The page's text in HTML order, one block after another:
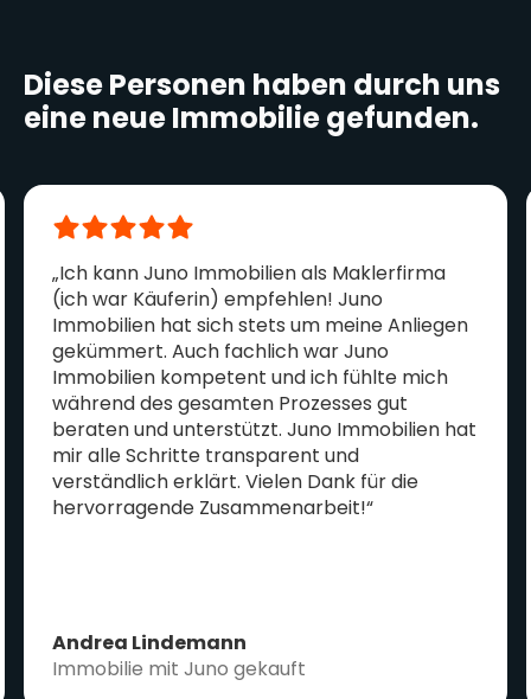
Diese Personen haben durch uns
eine neue Immobilie gefunden.
„Ich kann Juno Immobilien als Maklerfirma
(ich war Käuferin) empfehlen! Juno
Immobilien hat sich stets um meine Anliegen
gekümmert. Auch fachlich war Juno
Immobilien kompetent und ich fühlte mich
während des gesamten Prozesses gut
beraten und unterstützt. Juno Immobilien hat
mir alle Schritte transparent und
verständlich erklärt. Vielen Dank für die
hervorragende Zusammenarbeit!“
Andrea Lindemann
Immobilie mit Juno gekauft